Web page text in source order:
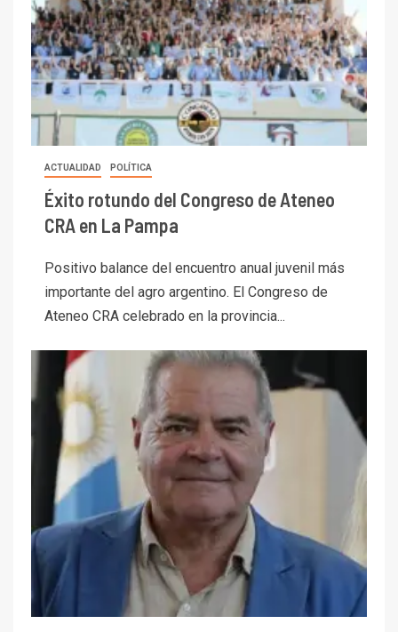
ACTUALIDAD POLÍTICA
Éxito rotundo del Congreso de Ateneo
CRA en La Pampa
Positivo balance del encuentro anual juvenil más
importante del agro argentino. El Congreso de
Ateneo CRA celebrado en la provincia...